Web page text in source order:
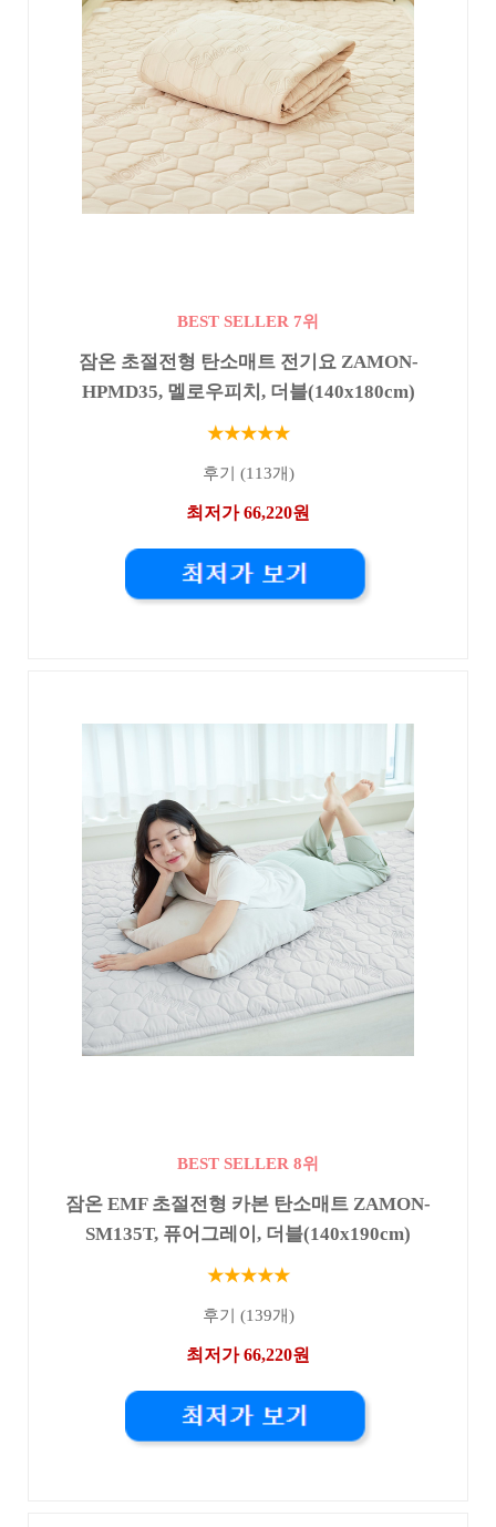
BEST SELLER 7위
잠온 초절전형 탄소매트 전기요 ZAMON-
HPMD35, 멜로우피치, 더블(140x180cm)
★★★★★
후기 (113개)
최저가 66,220원
BEST SELLER 8위
잠온 EMF 초절전형 카본 탄소매트 ZAMON-
SM135T, 퓨어그레이, 더블(140x190cm)
★★★★★
후기 (139개)
최저가 66,220원